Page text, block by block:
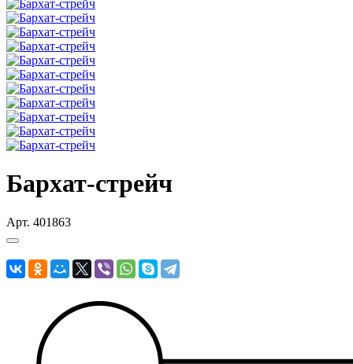
Бархат-стрейч
Арт. 401863